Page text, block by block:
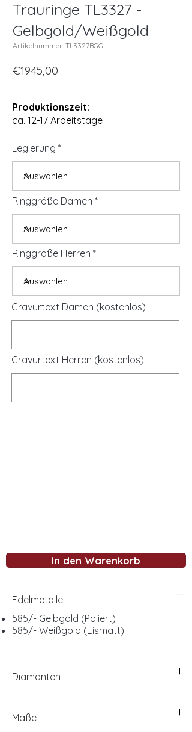
Trauringe TL3327 -
Gelbgold/Weißgold
Artikelnummer: TL3327BGG
€1945,00
Produktionszeit:
ca. 12-17 Arbeitstage
Legierung
Ringgröße Damen
Ringgröße Herren
Gravurtext Damen (kostenlos)
Gravurtext Herren (kostenlos)
In den Warenkorb
Edelmetalle
585/- Gelbgold (Poliert)
585/- Weißgold (Eismatt)
Diamanten
Maße